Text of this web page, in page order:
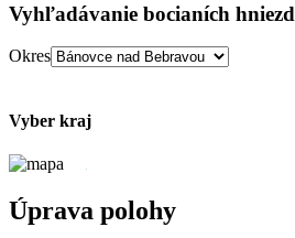
Vyhľadávanie bocianích hniezd
Okres
Vyber kraj
Úprava polohy